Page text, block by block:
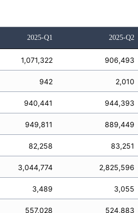
2025-Q1 2025-Q2
1,071,322 906,493
942 2,010
940,441 944,393
949,811 889,449
82,258 83,251
3,044,774 2,825,596
3,489 3,055
557,028 524,883